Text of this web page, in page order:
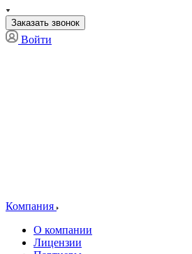
Заказать звонок
Войти
Компания
О компании
Лицензии